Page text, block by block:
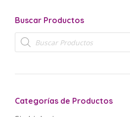
Buscar Productos
Búsqueda
de
productos
Categorías de Productos